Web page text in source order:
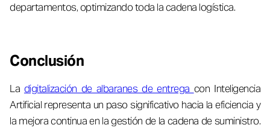
departamentos, optimizando toda la cadena logística.
Conclusión
La digitalización de albaranes de entrega con Inteligencia
Artificial representa un paso significativo hacia la eficiencia y
la mejora continua en la gestión de la cadena de suministro.